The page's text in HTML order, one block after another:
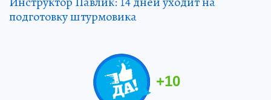
подготовку штурмовика
+10